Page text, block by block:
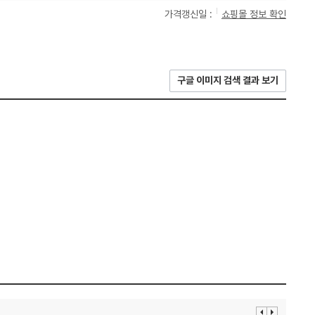
가격갱신일 : 쇼핑몰 정보 확인
구글 이미지 검색 결과 보기